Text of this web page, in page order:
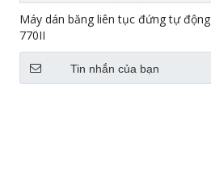
Máy dán băng liên tục đứng tự động
770II
Tin nhắn của bạn